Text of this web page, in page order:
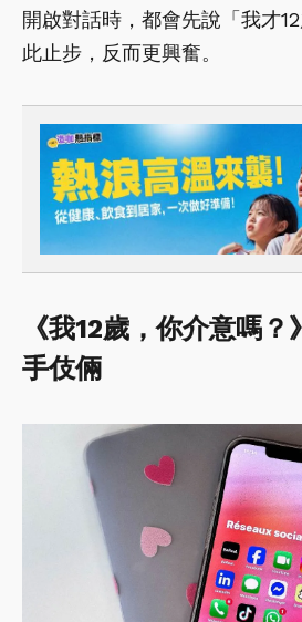
開啟對話時，都會先說「我才
此止步，反而更興奮。
《我12歲，你介意嗎
手伎倆